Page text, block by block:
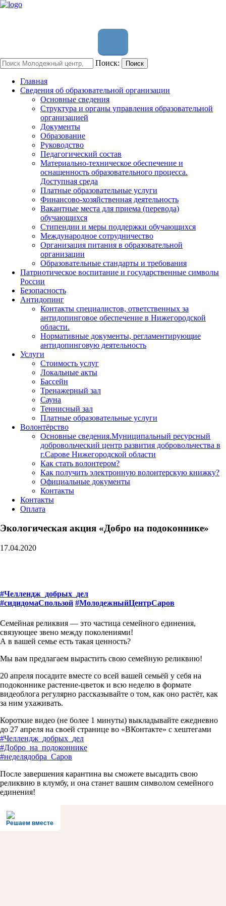
Поиск: Поиск
Главная
Сведения об образовательной организации
Основные сведения
Структура и органы управления образовательной
организацией
Документы
Образование
Руководство
Педагогический состав
Материально-техническое обеспечение и
оснащенность образовательного процесса.
Доступная среда
Платные образовательные услуги
Финансово-хозяйственная деятельность
Вакантные места для приема (перевода)
обучающихся
Стипендии и меры поддержки обучающихся
Международное сотрудничество
Организация питания в образовательной
организации
Образовательные стандарты и требования
Патриотическое воспитание и государственные символы
России
Безопасность
Антидопинг
Контакты специалистов, ответственных за
антидопинговое обеспечение в Нижегородской
области.
Нормативные документы, регламентирующие
антидопинговую деятельность
Услуги
Стоимость услуг
Локальные акты
Бассейн
Тренажерный зал
Сауна
Теннисный зал
Платные образовательные услуги
Волонтёрство
Основные сведения.Муниципальный ресурсный
добровольческий центр развития добровольчества в
г.Сарове Нижегородской области
Как стать волонтером?
Как получить электронную волонтерскую книжку?
Официальные документы
Контакты
Контакты
Оплата
Экологическая акция «Добро на подоконнике»
17.04.2020
#Челлендж_добрых_дел
#сидидомаСпользой #МолодежныйЦентрСаров
Семейная реликвия — это частица семейного единения,
связующее звено между поколениями!
А в вашей семье есть такая ценность?
Мы вам предлагаем вырастить свою семейную реликвию!
20 апреля посадите вместе со всей вашей семьёй у себя на
подоконнике растение-цветок и всю неделю в формате
видеоблога регулярно рассказывайте о том, как оно растёт, как
за ним ухаживать.
Короткие видео (не более 1 минуты) выкладывайте ежедневно
до 27 апреля на своей странице во «ВКонтакте» с хештегами
#Челлендж_добрых_дел
#Добро_на_подоконнике
#неделядобра_Саров
После завершения карантина вы сможете высадить свою
реликвию в клумбу, и она станет вашим символом семейного
единения!
Решаем вместе